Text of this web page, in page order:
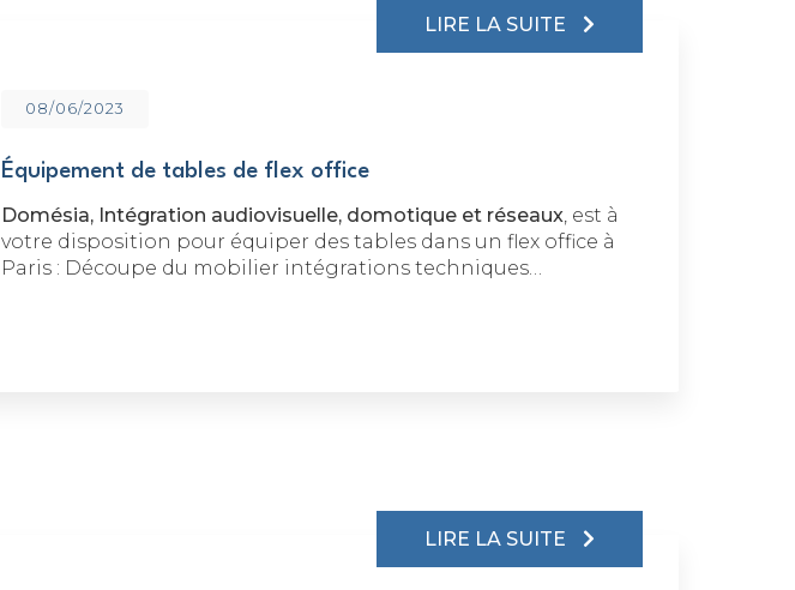
08/06/2023
Équipement de tables de flex office
Domésia, Intégration audiovisuelle, domotique et réseaux, est à
votre disposition pour équiper des tables dans un flex office à
Paris : Découpe du mobilier intégrations techniques…
LIRE LA SUITE
LIRE LA SUITE